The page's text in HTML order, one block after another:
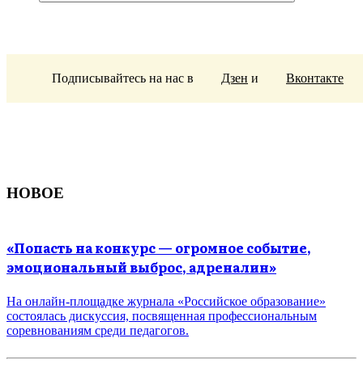
Подписывайтесь на нас в Дзен и Вконтакте
НОВОЕ
«Попасть на конкурс — огромное событие,
эмоциональный выброс, адреналин»
На онлайн-площадке журнала «Российское образование»
состоялась дискуссия, посвященная профессиональным
соревнованиям среди педагогов.